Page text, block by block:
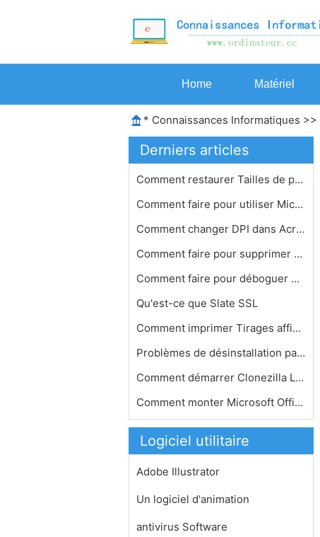
Home Matériel
* Connaissances Informatiques >>
Derniers articles
Comment restaurer Tailles de polices…
Comment faire pour utiliser Microsof…
Comment changer DPI dans Acrobat
Comment faire pour supprimer un Magi…
Comment faire pour déboguer Drivers…
Qu'est-ce que Slate SSL
Comment imprimer Tirages affiche
Problèmes de désinstallation parfa…
Comment démarrer Clonezilla Live in…
Comment monter Microsoft Office à U…
Logiciel utilitaire
Adobe Illustrator
Un logiciel d'animation
antivirus Software